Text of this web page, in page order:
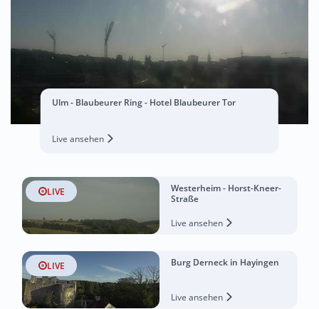
Ulm - Blaubeurer Ring - Hotel Blaubeurer Tor
Live ansehen
LIVE
Westerheim - Horst-Kneer-
Straße
Live ansehen
LIVE Burg Derneck in Hayingen
Live ansehen